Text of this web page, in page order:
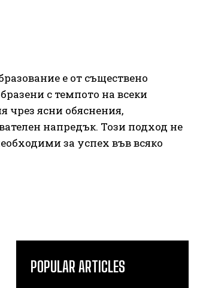
е от съществено
с темпото на всеки
чрез ясни обяснения,
напредък. Този подход не
за успех във всяко
POPULAR ARTICLES